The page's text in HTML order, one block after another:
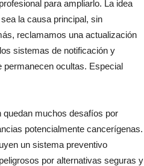
para ampliarlo. La idea
la causa principal, sin
reclamamos una actualización
sistemas de notificación y
permanecen ocultas. Especial
quedan muchos desafíos por
potencialmente cancerígenas.
un sistema preventivo
por alternativas seguras y